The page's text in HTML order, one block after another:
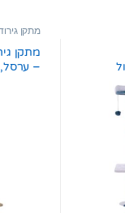
o
f
5
מתקן
– ערסל,